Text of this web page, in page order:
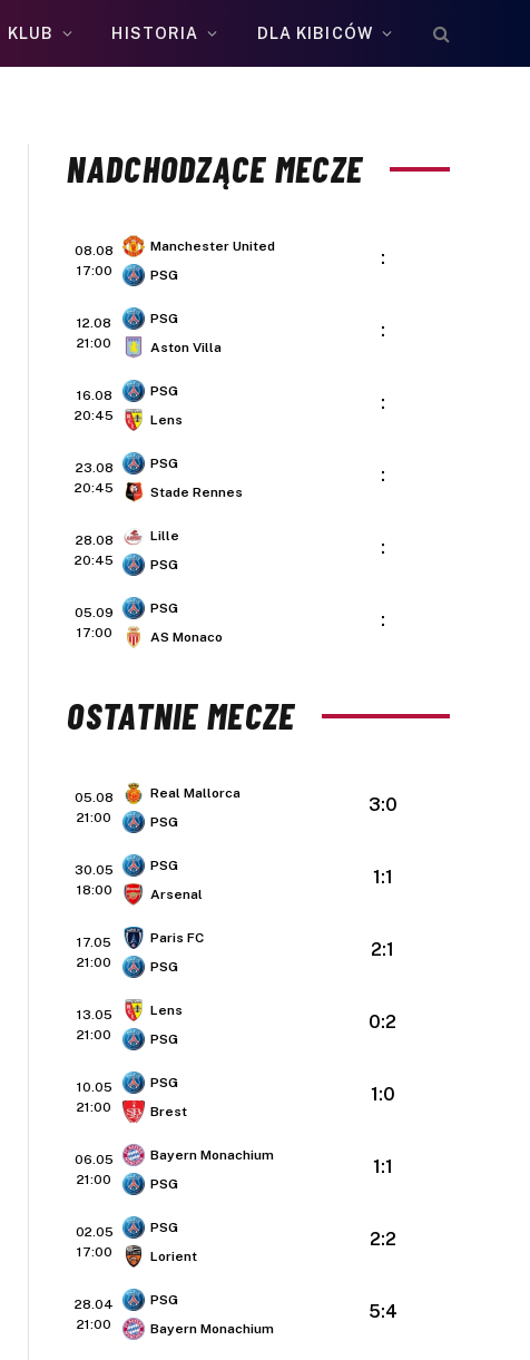
KLUB HISTORIA DLA KIBICÓW
NADCHODZĄCE MECZE
08.08
17:00
Manchester United
PSG
:
12.08
21:00
PSG
Aston Villa
:
16.08
20:45
PSG
Lens
:
23.08
20:45
PSG
Stade Rennes
:
28.08
20:45
Lille
PSG
:
05.09
17:00
PSG
AS Monaco
:
OSTATNIE MECZE
05.08
21:00
Real Mallorca
PSG
3:0
30.05
18:00
PSG
Arsenal
1:1
17.05
21:00
Paris FC
PSG
2:1
13.05
21:00
Lens
PSG
0:2
10.05
21:00
PSG
Brest
1:0
06.05
21:00
Bayern Monachium
PSG
1:1
02.05
17:00
PSG
Lorient
2:2
28.04
21:00
PSG
Bayern Monachium
5:4